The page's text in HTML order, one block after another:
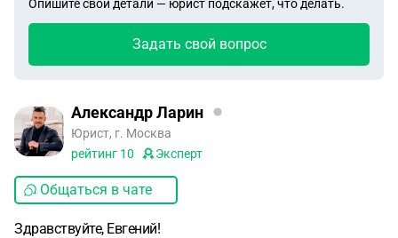
Опишите свои детали — юрист подскажет, что делать.
Задать свой вопрос
Александр Ларин
Юрист, г. Москва
рейтинг 10 Эксперт
Общаться в чате
Здравствуйте, Евгений!